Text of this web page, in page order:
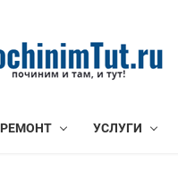
РЕМОНТ УСЛУГИ